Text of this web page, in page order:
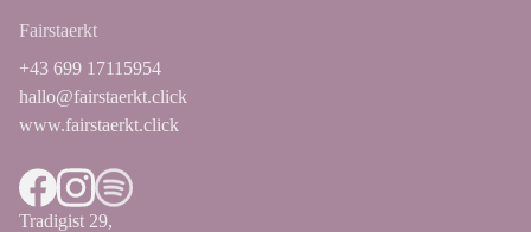
Fairstaerkt
+43 699 17115954
hallo@fairstaerkt.click
www.fairstaerkt.click
Tradigist 29,